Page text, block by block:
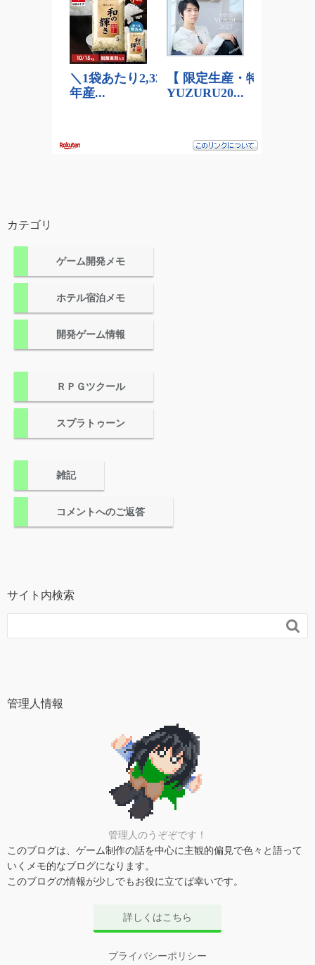
カテゴリ
ゲーム開発メモ
ホテル宿泊メモ
開発ゲーム情報
ＲＰＧツクール
スプラトゥーン
雑記
コメントへのご返答
サイト内検索

管理人情報
管理人のうぞぞです！
このブログは、ゲーム制作の話を中心に主観的偏見で色々と語って
いくメモ的なブログになります。
このブログの情報が少しでもお役に立てば幸いです。
詳しくはこちら
プライバシーポリシー